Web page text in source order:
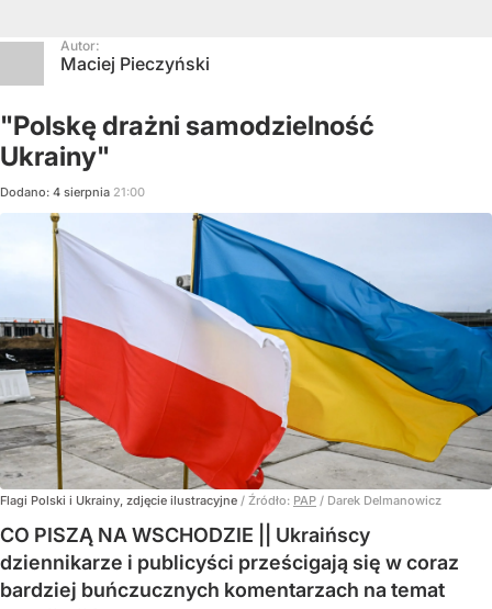
Autor:
Maciej Pieczyński
"Polskę drażni samodzielność
Ukrainy"
Dodano: 4 sierpnia 21:00
Flagi Polski i Ukrainy, zdjęcie ilustracyjne / Źródło: PAP / Darek Delmanowicz
CO PISZĄ NA WSCHODZIE || Ukraińscy
dziennikarze i publicyści prześcigają się w coraz
bardziej buńczucznych komentarzach na temat